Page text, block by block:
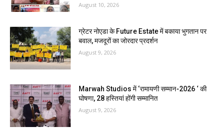
August 10, 2026
ग्रेटर नोएडा के Future Estate में बकाया भुगतान पर
बवाल, मजदूरों का जोरदार प्रदर्शन
August 9, 2026
Marwah Studios में ‘रामायणी सम्मान-2026 ‘ की
घोषणा, 28 हस्तियां होंगी सम्मानित
August 9, 2026